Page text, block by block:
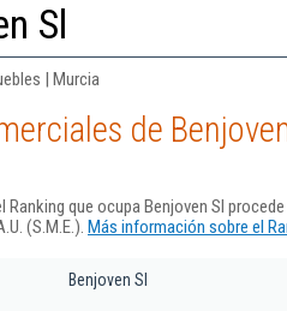
Sl
| Murcia
de
Ranking que ocupa Benjoven Sl
(S.M.E.). Más información sobre el
Benjoven Sl